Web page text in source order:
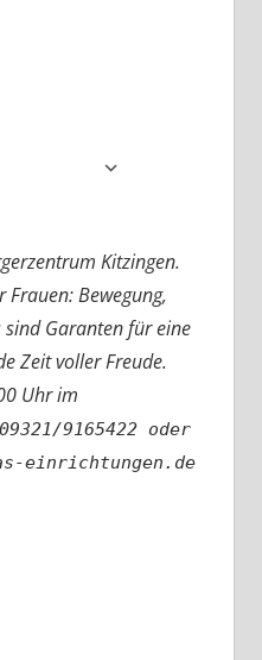
Kitzingen.
Bewegung,
Garanten für eine
Zeit voller Freude.
Uhr im
9165422 oder
einrichtungen.de